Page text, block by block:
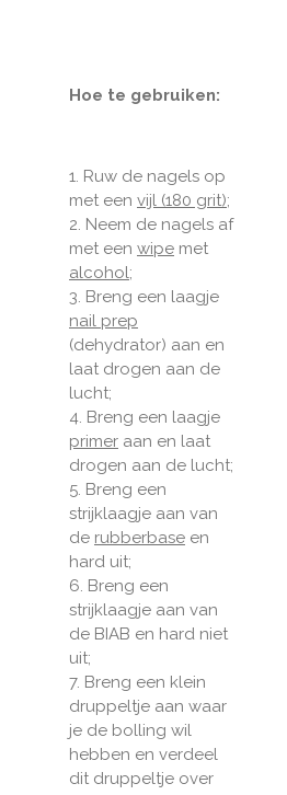
Hoe te gebruiken:
1. Ruw de nagels op
met een vijl (180 grit);
2. Neem de nagels af
met een wipe met
alcohol;
3. Breng een laagje
nail prep
(dehydrator) aan en
laat drogen aan de
lucht;
4. Breng een laagje
primer aan en laat
drogen aan de lucht;
5. Breng een
strijklaagje aan van
de rubberbase en
hard uit;
6. Breng een
strijklaagje aan van
de BIAB en hard niet
uit;
7. Breng een klein
druppeltje aan waar
je de bolling wil
hebben en verdeel
dit druppeltje over